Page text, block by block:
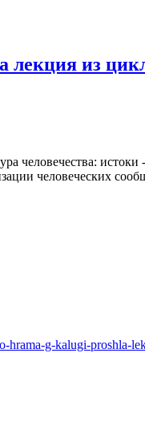
из
человечества:
человеческих
g-kalugi-proshla-